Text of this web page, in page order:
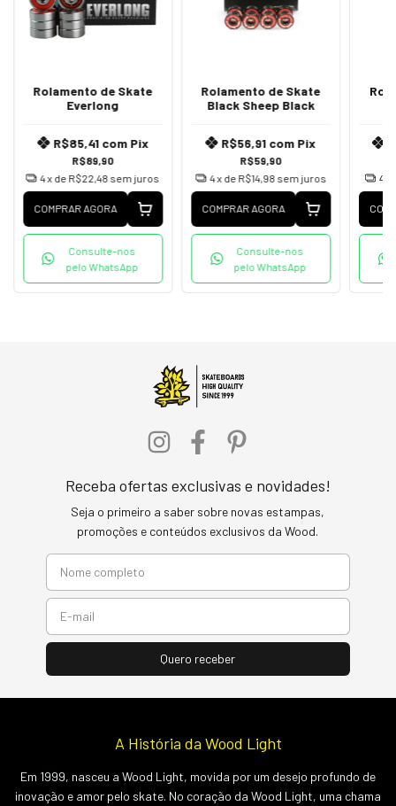
Rolamento de Skate
Everlong
R$89,90
R$85,41 com Pix
4x de R$22,48 sem juros
COMPRAR AGORA
Consulte-nos
pelo WhatsApp
Rolamento de Skate
Black Sheep Black
R$59,90
R$56,91 com Pix
4x de R$14,98 sem juros
COMPRAR AGORA
Consulte-nos
pelo WhatsApp
4
Receba ofertas exclusivas e novidades!
Seja o primeiro a saber sobre novas estampas,
promoções e conteúdos exclusivos da Wood.
A História da Wood Light
Em 1999, nasceu a Wood Light, movida por um desejo profundo de
inovação e amor pelo skate. No coração da Wood Light, uma chama